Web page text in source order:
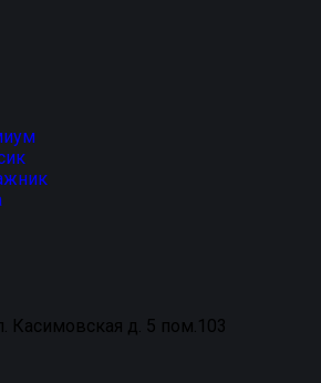
Касимовская д. 5 пом.103